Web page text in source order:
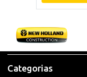
Categorias